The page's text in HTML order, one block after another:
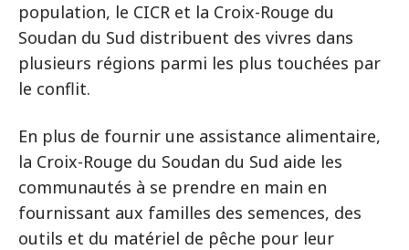
population, le CICR et la Croix-Rouge du
Soudan du Sud distribuent des vivres dans
plusieurs régions parmi les plus touchées par
le conflit.
En plus de fournir une assistance alimentaire,
la Croix-Rouge du Soudan du Sud aide les
communautés à se prendre en main en
fournissant aux familles des semences, des
outils et du matériel de pêche pour leur